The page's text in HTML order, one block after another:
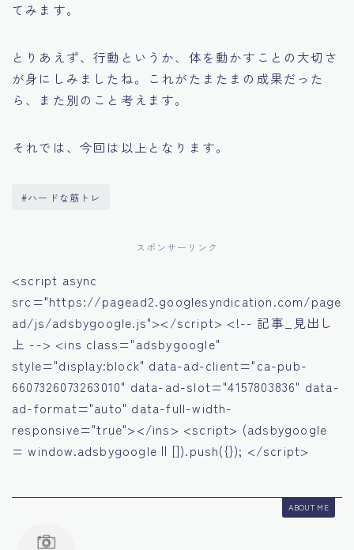
てみます。
とりあえず、行動というか、体を動かすことの大切さ
が身にしみましたね。これがたまたまの成果だった
ら、また別のこと考えます。
それでは、今回は以上となります。
#ハードな筋トレ
スポンサーリンク
<script async
src="https://pagead2.googlesyndication.com/page
ad/js/adsbygoogle.js"></script> <!-- 記事_見出し
上 --> <ins class="adsbygoogle"
style="display:block" data-ad-client="ca-pub-
6607326073263010" data-ad-slot="4157803836" data-
ad-format="auto" data-full-width-
responsive="true"></ins> <script> (adsbygoogle
= window.adsbygoogle || []).push({}); </script>
ABOUT ME